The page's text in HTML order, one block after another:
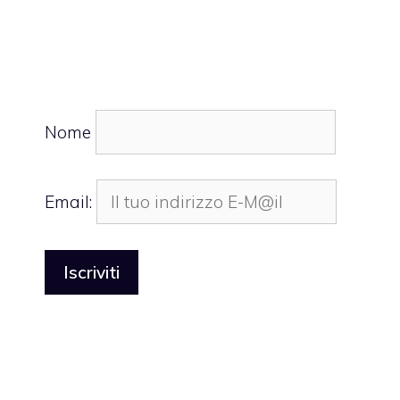
Nome
Email: